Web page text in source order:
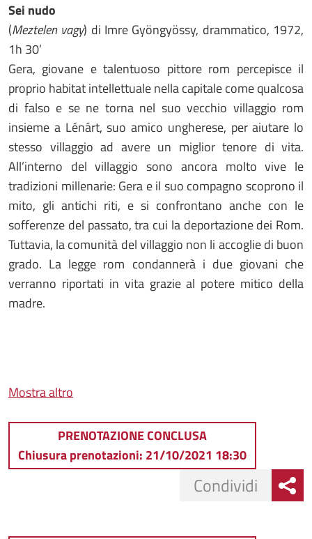
Sei nudo
(Meztelen vagy) di Imre Gyöngyössy, drammatico, 1972,
1h 30’
Gera, giovane e talentuoso pittore rom percepisce il
proprio habitat intellettuale nella capitale come qualcosa
di falso e se ne torna nel suo vecchio villaggio rom
insieme a Lénárt, suo amico ungherese, per aiutare lo
stesso villaggio ad avere un miglior tenore di vita.
All’interno del villaggio sono ancora molto vive le
tradizioni millenarie: Gera e il suo compagno scoprono il
mito, gli antichi riti, e si confrontano anche con le
sofferenze del passato, tra cui la deportazione dei Rom.
Tuttavia, la comunità del villaggio non li accoglie di buon
grado. La legge rom condannerà i due giovani che
verranno riportati in vita grazie al potere mitico della
madre.
Mostra altro
PRENOTAZIONE CONCLUSA
Chiusura prenotazioni: 21/10/2021 18:30
Condividi